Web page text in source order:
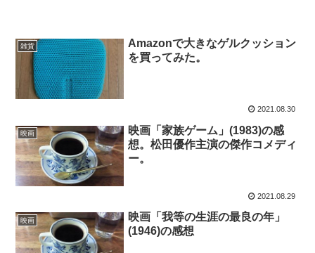
雑貨
Amazonで大きなゲルクッション
を買ってみた。
2021.08.30
映画
映画「家族ゲーム」(1983)の感
想。松田優作主演の傑作コメディ
ー。
2021.08.29
映画
映画「我等の生涯の最良の年」
(1946)の感想